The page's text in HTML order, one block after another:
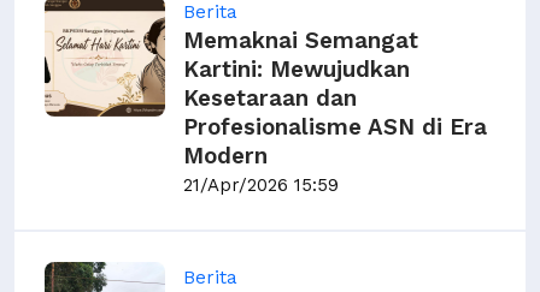
Berita
Memaknai Semangat
Kartini: Mewujudkan
Kesetaraan dan
Profesionalisme ASN di Era
Modern
21/Apr/2026 15:59
Berita